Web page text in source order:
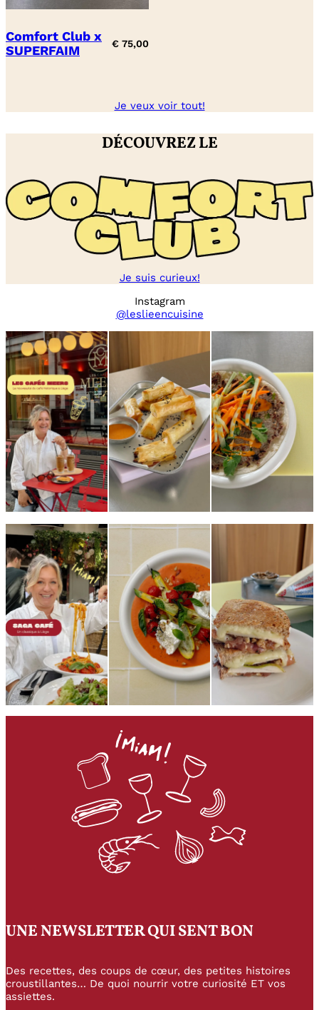
Comfort Club x
SUPERFAIM
€ 75,00
Je veux voir tout!
DÉCOUVREZ LE
Je suis curieux!
Instagram
@leslieencuisine
UNE NEWSLETTER QUI SENT BON
Des recettes, des coups de cœur, des petites histoires
croustillantes… De quoi nourrir votre curiosité ET vos
assiettes.